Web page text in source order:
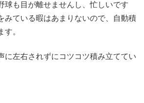
球も目が離せませんし、忙しいです
みている暇はあまりないので、自動積
す。
に左右されずにコツコツ積み立ててい